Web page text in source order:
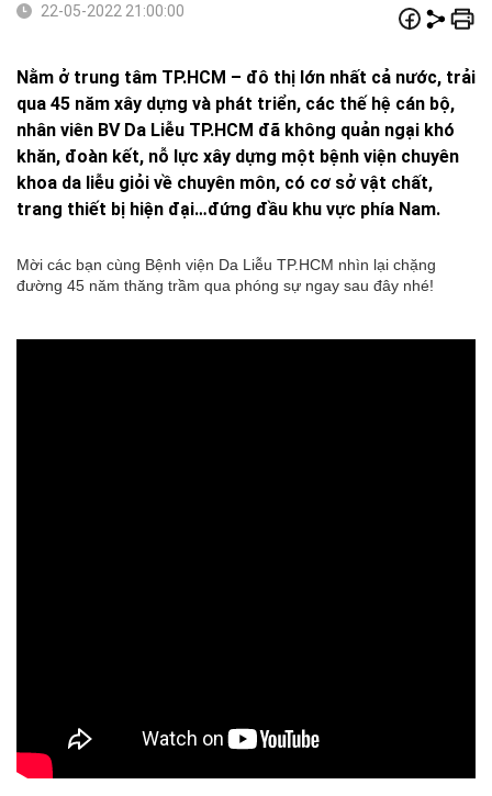
22-05-2022 21:00:00
Nằm ở trung tâm TP.HCM – đô thị lớn nhất cả nước, trải
qua 45 năm xây dựng và phát triển, các thế hệ cán bộ,
nhân viên BV Da Liễu TP.HCM đã không quản ngại khó
khăn, đoàn kết, nỗ lực xây dựng một bệnh viện chuyên
khoa da liễu giỏi về chuyên môn, có cơ sở vật chất,
trang thiết bị hiện đại…đứng đầu khu vực phía Nam.
Mời các bạn cùng Bệnh viện Da Liễu TP.HCM nhìn lại chặng
đường 45 năm thăng trầm qua phóng sự ngay sau đây nhé!